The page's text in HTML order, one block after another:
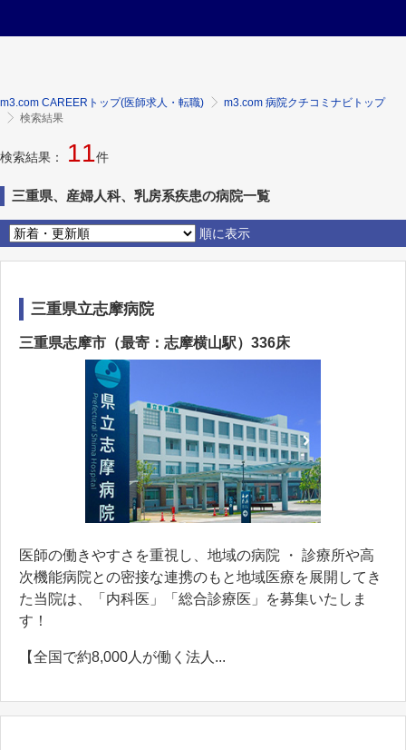
m3.com CAREERトップ(医師求人・転職)
m3.com 病院クチコミナビトップ
検索結果
検索結果： 11件
三重県、産婦人科、乳房系疾患の病院一覧
順に表示
三重県立志摩病院
三重県志摩市（最寄：志摩横山駅）336床
医師の働きやすさを重視し、地域の病院 ・ 診療所や高
次機能病院との密接な連携のもと地域医療を展開してき
た当院は、「内科医」「総合診療医」を募集いたしま
す！
【全国で約8,000人が働く法人...